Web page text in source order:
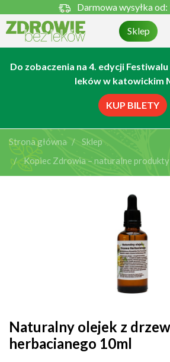
Darmowa wysyłka od:
Sklep
Do zobaczenia na 4. edycji
leków w katowickim
KUP BILETY
Strona główna
Sklep
Kopiec Zdrowia – naturalne
Naturalny olejek z
herbacianego 10ml